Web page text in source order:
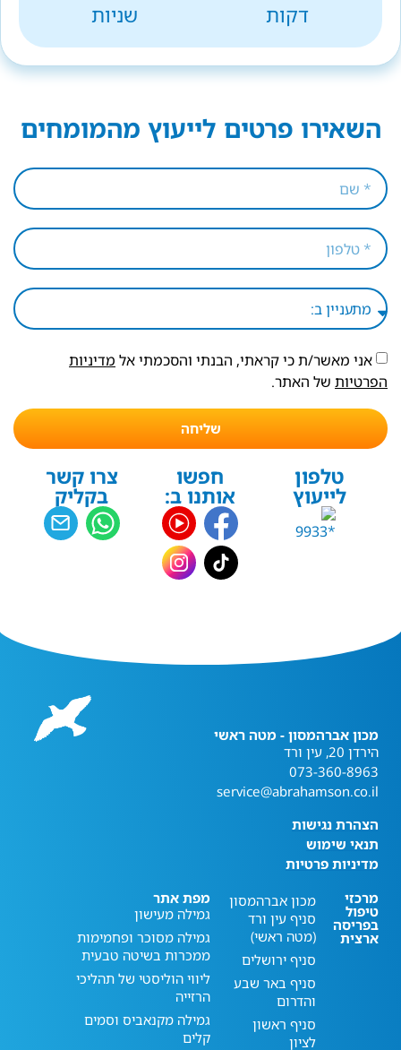
דקות
שניות
השאירו פרטים לייעוץ מהמומחים
אני מאשר/ת כי קראתי, הבנתי והסכמתי אל מדיניות
הפרטיות של האתר.
שליחה
טלפון
לייעוץ
חפשו
אותנו ב:
צרו קשר
בקליק
מכון אברהמסון - מטה ראשי
הירדן 20, עין ורד
073-360-8963
service@abrahamson.co.il
הצהרת נגישות
תנאי שימוש
מדיניות פרטיות
מרכזי
טיפול
בפריסה
ארצית
מכון אברהמסון
סניף עין ורד
(מטה ראשי)
סניף ירושלים
סניף באר שבע
והדרום
סניף ראשון
לציון
מפת אתר
גמילה מעישון
גמילה מסוכר ופחמימות
ממכרות בשיטה טבעית
ליווי הוליסטי של תהליכי
הרזייה
גמילה מקנאביס וסמים
קלים